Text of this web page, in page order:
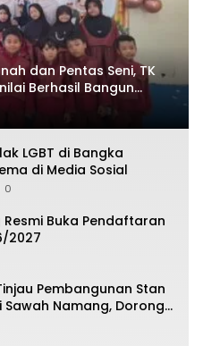
dan Pentas Seni, TK
Berhasil Bangun
LGBT di Bangka
di Media Sosial
0
Resmi Buka Pendaftaran
2027
Pembangunan Stan
Sawah Namang, Dorong
Lokal Kian Tertata